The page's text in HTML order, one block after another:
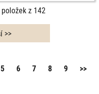
položek z 142
5 6 7 8 9 >>